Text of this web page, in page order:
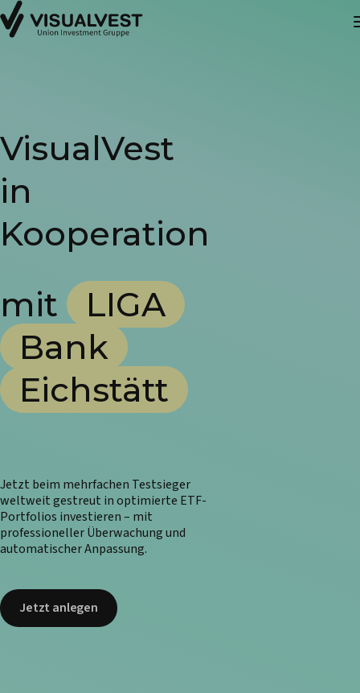
VisualVest
in
Kooperation
mit
LIGA
Bank
Eichstätt
Jetzt beim mehrfachen Testsieger
weltweit gestreut in optimierte ETF-
Portfolios investieren – mit
professioneller Überwachung und
automatischer Anpassung.
Jetzt anlegen